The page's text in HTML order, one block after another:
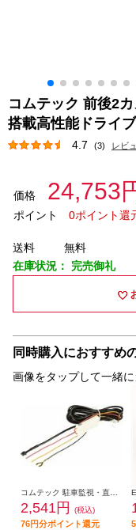
コムテック 前後2
搭載高性能ドライ
4.7 (3) レビ
価格 24,753
ポイント
0ポイント還
送料
無料
在庫状況： 完売御礼
同時購入におすすめ
画像をタップして一緒
2,541円 (税込)
76円分ポイント還元